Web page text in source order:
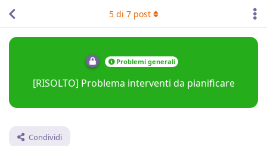
Problemi generali
[RISOLTO] Problema interventi da pianificare
Condividi
5di 7post